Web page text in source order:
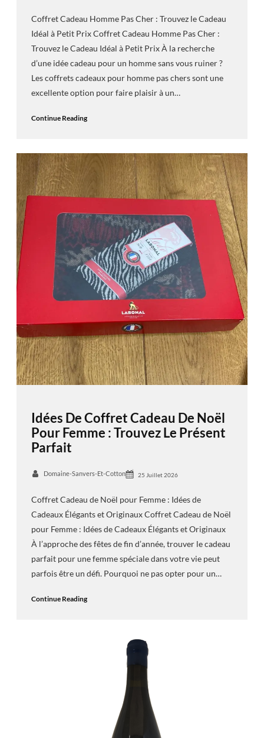
Coffret Cadeau Homme Pas Cher : Trouvez le Cadeau
Idéal à Petit Prix Coffret Cadeau Homme Pas Cher :
Trouvez le Cadeau Idéal à Petit Prix À la recherche
d’une idée cadeau pour un homme sans vous ruiner ?
Les coffrets cadeaux pour homme pas chers sont une
excellente option pour faire plaisir à un…
Continue Reading
Idées De Coffret Cadeau De Noël
Pour Femme : Trouvez Le Présent
Parfait
Domaine-Sanvers-Et-Cotton 25 Juillet 2026
Coffret Cadeau de Noël pour Femme : Idées de
Cadeaux Élégants et Originaux Coffret Cadeau de Noël
pour Femme : Idées de Cadeaux Élégants et Originaux
À l’approche des fêtes de fin d’année, trouver le cadeau
parfait pour une femme spéciale dans votre vie peut
parfois être un défi. Pourquoi ne pas opter pour un…
Continue Reading